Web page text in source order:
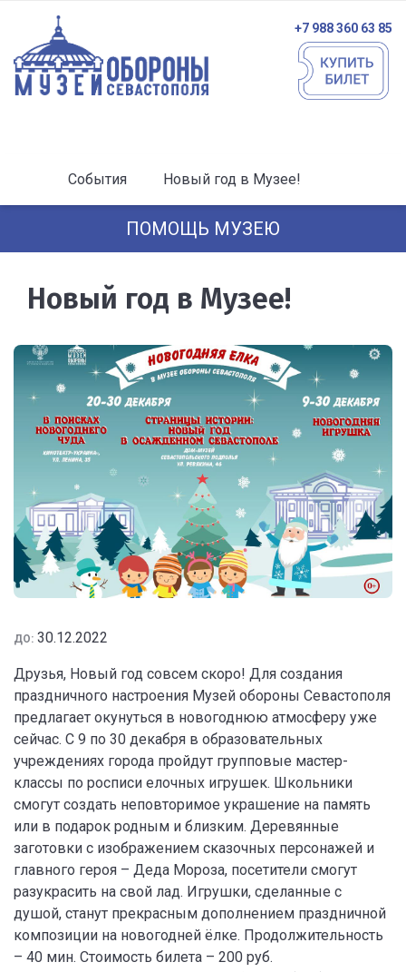
+7 988 360 63 85
События Новый год в Музее!
ПОМОЩЬ МУЗЕЮ
Новый год в Музее!
ДО: 30.12.2022
Друзья, Новый год совсем скоро! Для создания
праздничного настроения Музей обороны Севастополя
предлагает окунуться в новогоднюю атмосферу уже
сейчас. С 9 по 30 декабря в образовательных
учреждениях города пройдут групповые мастер-
классы по росписи елочных игрушек. Школьники
смогут создать неповторимое украшение на память
или в подарок родным и близким. Деревянные
заготовки с изображением сказочных персонажей и
главного героя – Деда Мороза, посетители смогут
разукрасить на свой лад. Игрушки, сделанные с
душой, станут прекрасным дополнением праздничной
композиции на новогодней ёлке. Продолжительность
– 40 мин. Стоимость билета – 200 руб.